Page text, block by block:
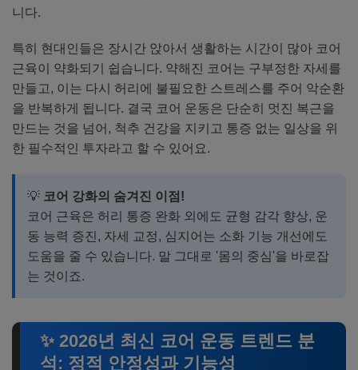
니다.
특히 현대인들은 장시간 앉아서 생활하는 시간이 많아 코어
근육이 약화되기 쉽습니다. 약해진 코어는 구부정한 자세를
만들고, 이는 다시 허리에 불필요한 스트레스를 주어 악순환
을 반복하게 됩니다. 결국 코어 운동은 단순히 멋진 복근을
만드는 것을 넘어, 척추 건강을 지키고 통증 없는 일상을 위
한 필수적인 투자라고 할 수 있어요.
💡 코어 강화의 숨겨진 이점!
코어 근육은 허리 통증 완화 외에도 균형 감각 향상, 운
동 능력 증진, 자세 교정, 심지어는 소화 기능 개선에도
도움을 줄 수 있습니다. 말 그대로 '몸의 중심'을 바로잡
는 것이죠.
✨ 2026년 최신 코어 운동 트렌드 분
석: 정적 안정성과 기능성